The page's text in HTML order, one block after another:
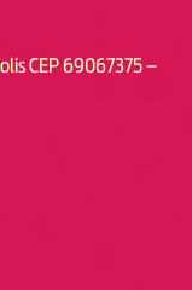
CEP 69067375 –